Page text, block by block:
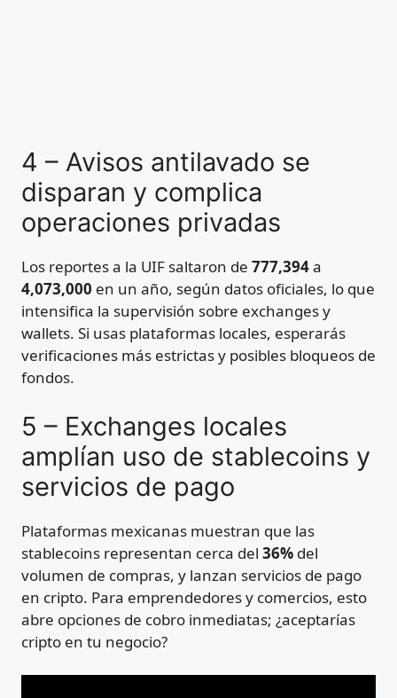
4 – Avisos antilavado se
disparan y complica
operaciones privadas
Los reportes a la UIF saltaron de 777,394a
4,073,000 en un año, según datos oficiales, lo que
intensifica la supervisión sobre exchanges y
wallets. Si usas plataformas locales, esperarás
verificaciones más estrictas y posibles bloqueos de
fondos.
5 – Exchanges locales
amplían uso de stablecoins y
servicios de pago
Plataformas mexicanas muestran que las
stablecoins representan cerca del 36% del
volumen de compras, y lanzan servicios de pago
en cripto. Para emprendedores y comercios, esto
abre opciones de cobro inmediatas; ¿aceptarías
cripto en tu negocio?